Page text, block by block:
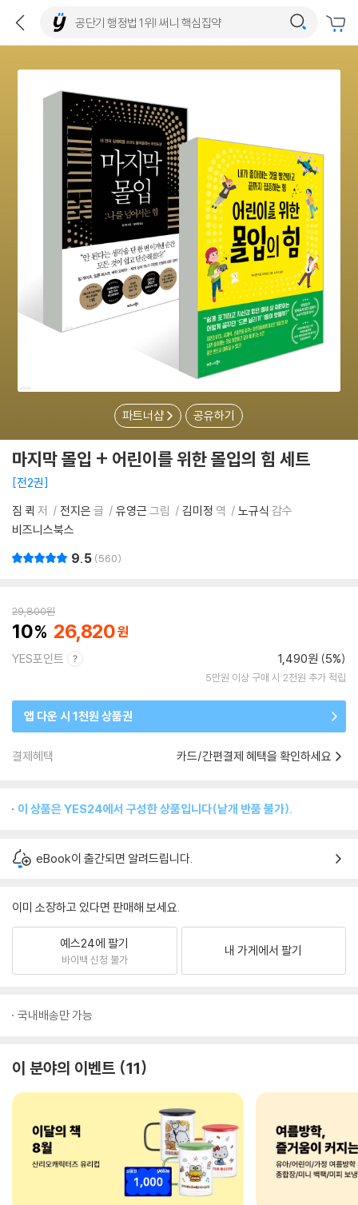
파트너샵 공유하기
마지막 몰입 + 어린이를 위한 몰입의 힘 세트
전2권
짐 퀵 저 전지은 글 유영근 그림 김미정 역 노규식 감수
비즈니스북스
9.5 560
29,800원
10 26,820
YES포인트 1,490원 (5%)
5만원 이상 구매 시 2천원 추가 적립
앱 다운 시 1천원 상품권
결제혜택 카드/간편결제 혜택을 확인하세요
이 상품은 YES24에서 구성한 상품입니다(낱개 반품 불가).
eBook이 출간되면 알려드립니다.
이미 소장하고 있다면 판매해 보세요.
예스24에 팔기
바이백 신청 불가
내 가게에서 팔기
국내배송만 가능
이 분야의 이벤트 11